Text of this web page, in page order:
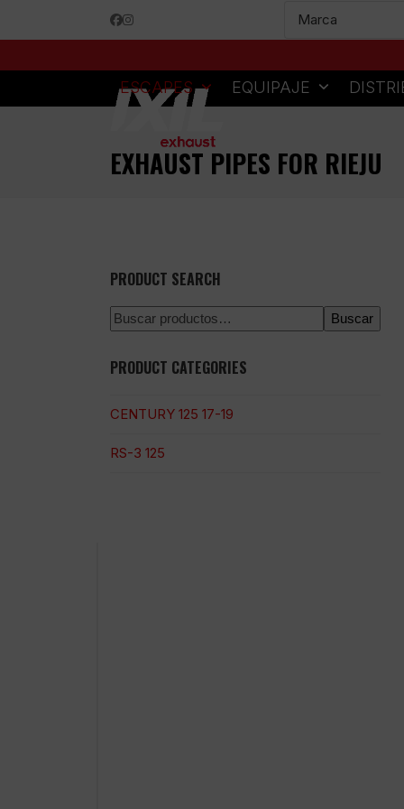
Facebook
Instagram
ESCAPES EQUIPAJE
EXHAUST PIPES FOR RIEJU
PRODUCT SEARCH
Buscar
PRODUCT CATEGORIES
CENTURY 125 17-19
RS-3 125